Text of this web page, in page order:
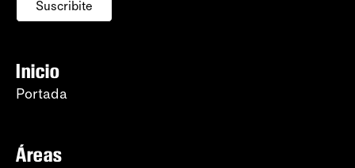
Suscribite
Inicio
Portada
Áreas